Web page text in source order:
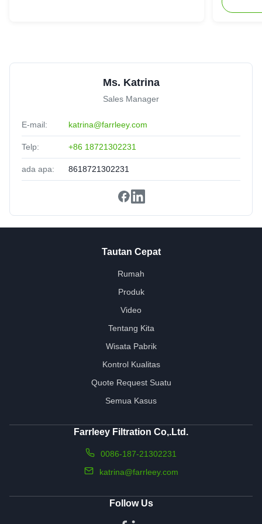
★★★★★
★★★★★
Ms. Katrina
Sales Manager
E-mail: katrina@farrleey.com
Telp: +86 18721302231
ada apa: 8618721302231
Tautan Cepat
Rumah
Produk
Video
Tentang Kita
Wisata Pabrik
Kontrol Kualitas
Quote Request Suatu
Semua Kasus
Farrleey Filtration Co,.Ltd.
0086-187-21302231
katrina@farrleey.com
Follow Us